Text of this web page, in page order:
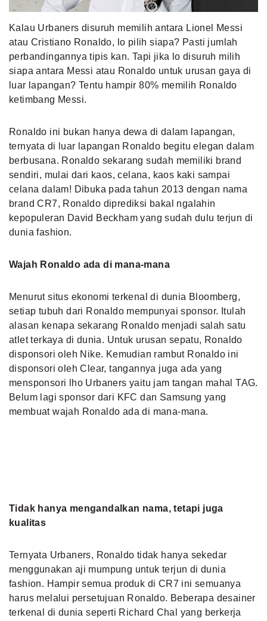
Kalau Urbaners disuruh memilih antara Lionel Messi
atau Cristiano Ronaldo, lo pilih siapa? Pasti jumlah
perbandingannya tipis kan. Tapi jika lo disuruh milih
siapa antara Messi atau Ronaldo untuk urusan gaya di
luar lapangan? Tentu hampir 80% memilih Ronaldo
ketimbang Messi.
Ronaldo ini bukan hanya dewa di dalam lapangan,
ternyata di luar lapangan Ronaldo begitu elegan dalam
berbusana. Ronaldo sekarang sudah memiliki brand
sendiri, mulai dari kaos, celana, kaos kaki sampai
celana dalam! Dibuka pada tahun 2013 dengan nama
brand CR7, Ronaldo diprediksi bakal ngalahin
kepopuleran David Beckham yang sudah dulu terjun di
dunia fashion.
Wajah Ronaldo ada di mana-mana
Menurut situs ekonomi terkenal di dunia Bloomberg,
setiap tubuh dari Ronaldo mempunyai sponsor. Itulah
alasan kenapa sekarang Ronaldo menjadi salah satu
atlet terkaya di dunia. Untuk urusan sepatu, Ronaldo
disponsori oleh Nike. Kemudian rambut Ronaldo ini
disponsori oleh Clear, tangannya juga ada yang
mensponsori lho Urbaners yaitu jam tangan mahal TAG.
Belum lagi sponsor dari KFC dan Samsung yang
membuat wajah Ronaldo ada di mana-mana.
Tidak hanya mengandalkan nama, tetapi juga
kualitas
Ternyata Urbaners, Ronaldo tidak hanya sekedar
menggunakan aji mumpung untuk terjun di dunia
fashion. Hampir semua produk di CR7 ini semuanya
harus melalui persetujuan Ronaldo. Beberapa desainer
terkenal di dunia seperti Richard Chal yang berkerja